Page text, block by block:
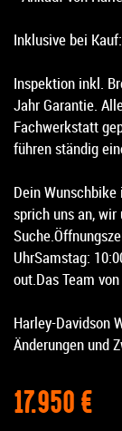
Inklusive bei Kauf:
Inspektion inkl.
Jahr Garantie.
Fachwerkstatt
führen ständig
Dein
sprich uns an,
UhrSamstag:
out.Das Team von
Harley-Davidson
Änderungen und
17.950 €